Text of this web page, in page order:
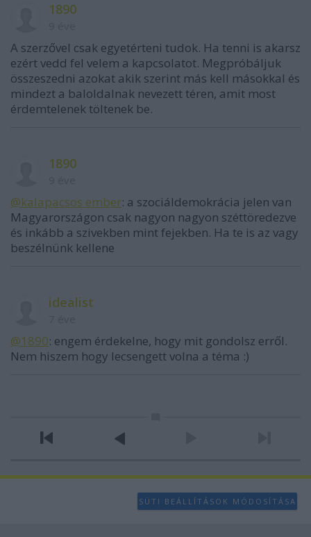
1890
A szerzővel csak egyetérteni tudok. Ha tenni is akarsz
ezért vedd fel velem a kapcsolatot. Megpróbáljuk
összeszedni azokat akik szerint más kell másokkal és
mindezt a baloldalnak nevezett téren, amit most
érdemtelenek töltenek be.
1890
@kalapacsos ember: a szociáldemokrácia jelen van
Magyarországon csak nagyon nagyon széttöredezve
és inkább a szivekben mint fejekben. Ha te is az vagy
beszélnünk kellene
idealist
@1890: engem érdekelne, hogy mit gondolsz erről.
Nem hiszem hogy lecsengett volna a téma :)
SÜTI BEÁLLÍTÁSOK MÓDOSÍTÁSA